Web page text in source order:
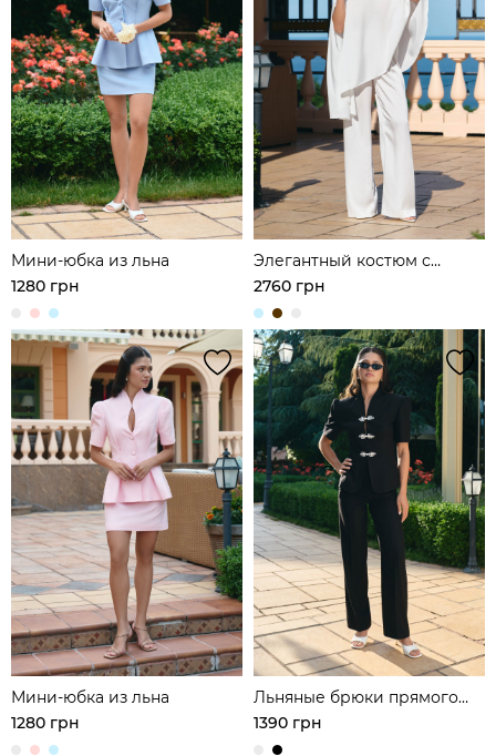
Мини-юбка из льна
1280 грн
Элегантный костюм с
асимметричной туникой и
широкими брюками из
шелка
2760 грн
Мини-юбка из льна
1280 грн
Льняные брюки прямого
кроя
1390 грн